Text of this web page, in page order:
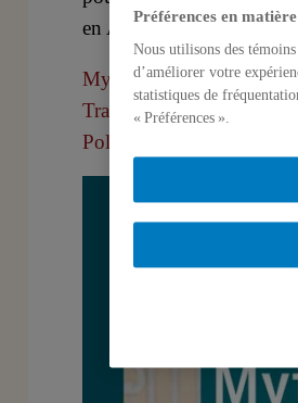
en Asie du Sud ?
Mythologizing in South
Traditions: Myth, Gender,
Politics | SpringerLink
Préférences en
Nous utilisons des
d’améliorer votre
statistiques de
« Préférences ».